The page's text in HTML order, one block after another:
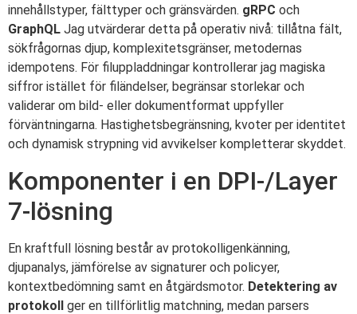
innehållstyper, fälttyper och gränsvärden. gRPC och
GraphQL Jag utvärderar detta på operativ nivå: tillåtna fält,
sökfrågornas djup, komplexitetsgränser, metodernas
idempotens. För filuppladdningar kontrollerar jag magiska
siffror istället för filändelser, begränsar storlekar och
validerar om bild- eller dokumentformat uppfyller
förväntningarna. Hastighetsbegränsning, kvoter per identitet
och dynamisk strypning vid avvikelser kompletterar skyddet.
Komponenter i en DPI-/Layer
7-lösning
En kraftfull lösning består av protokolligenkänning,
djupanalys, jämförelse av signaturer och policyer,
kontextbedömning samt en åtgärdsmotor. Detektering av
protokoll ger en tillförlitlig matchning, medan parsers